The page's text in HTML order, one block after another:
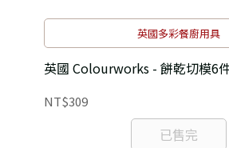
英國多彩餐廚用具
英國 Colourworks - 餅乾切模6
NT$309
已售完